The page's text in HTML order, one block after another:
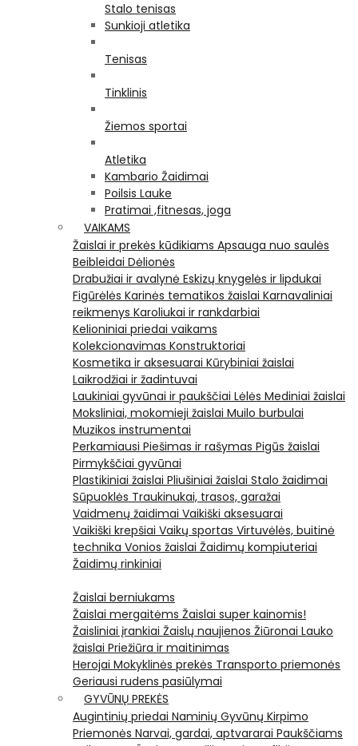
Stalo tenisas
Sunkioji atletika
Tenisas
Tinklinis
Žiemos sportai
Atletika
Kambario Žaidimai
Poilsis Lauke
Pratimai ,fitnesas, joga
VAIKAMS
Žaislai ir prekės kūdikiams Apsauga nuo saulės
Beibleidai Dėlionės
Drabužiai ir avalynė Eskizų knygelės ir lipdukai
Figūrėlės Karinės tematikos žaislai Karnavaliniai
reikmenys Karoliukai ir rankdarbiai
Kelioniniai priedai vaikams
Kolekcionavimas Konstruktoriai
Kosmetika ir aksesuarai Kūrybiniai žaislai
Laikrodžiai ir žadintuvai
Laukiniai gyvūnai ir paukščiai Lėlės Mediniai žaislai
Moksliniai, mokomieji žaislai Muilo burbulai
Muzikos instrumentai
Perkamiausi Piešimas ir rašymas Pigūs žaislai
Pirmykščiai gyvūnai
Plastikiniai žaislai Pliušiniai žaislai Stalo žaidimai
Sūpuoklės Traukinukai, trasos, garažai
Vaidmenų žaidimai Vaikiški aksesuarai
Vaikiški krepšiai Vaikų sportas Virtuvėlės, buitinė
technika Vonios žaislai Žaidimų kompiuteriai
Žaidimų rinkiniai
Žaislai berniukams
Žaislai mergaitėms Žaislai super kainomis!
Žaisliniai įrankiai Žaislų naujienos Žiūronai Lauko
žaislai Priežiūra ir maitinimas
Herojai Mokyklinės prekės Transporto priemonės
Geriausi rudens pasiūlymai
GYVŪNŲ PREKĖS
Augintinių priedai Naminių Gyvūnų Kirpimo
Priemonės Narvai, gardai, aptvararai Paukščiams